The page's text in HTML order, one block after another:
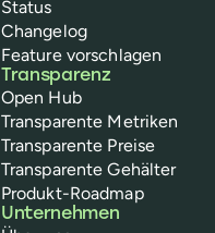
Status
Changelog
Feature vorschlagen
Transparenz
Open Hub
Transparente Metriken
Transparente Preise
Transparente Gehälter
Produkt-Roadmap
Unternehmen